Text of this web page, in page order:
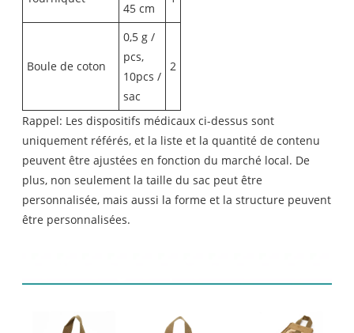
45 cm
Boule de coton
0,5 g /
pcs,
10pcs /
sac
2
Rappel: Les dispositifs médicaux ci-dessus sont
uniquement référés, et la liste et la quantité de contenu
peuvent être ajustées en fonction du marché local. De
plus, non seulement la taille du sac peut être
personnalisée, mais aussi la forme et la structure peuvent
être personnalisées.